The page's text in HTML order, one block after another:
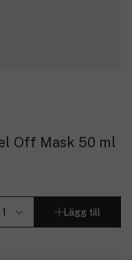
Off Mask 50 ml
Lägg till